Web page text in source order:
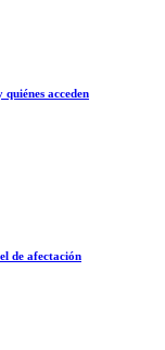
acceden
de afectación